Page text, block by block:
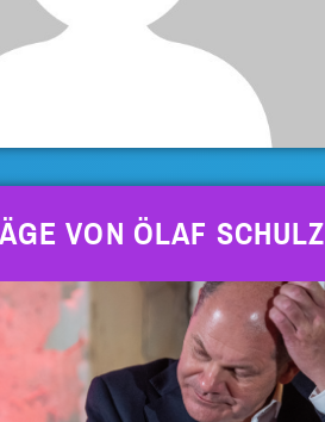
VON ÖLAF SCHULZ